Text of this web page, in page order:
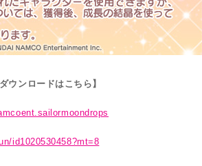
ウンロードはこちら】
id1020530458?mt=8